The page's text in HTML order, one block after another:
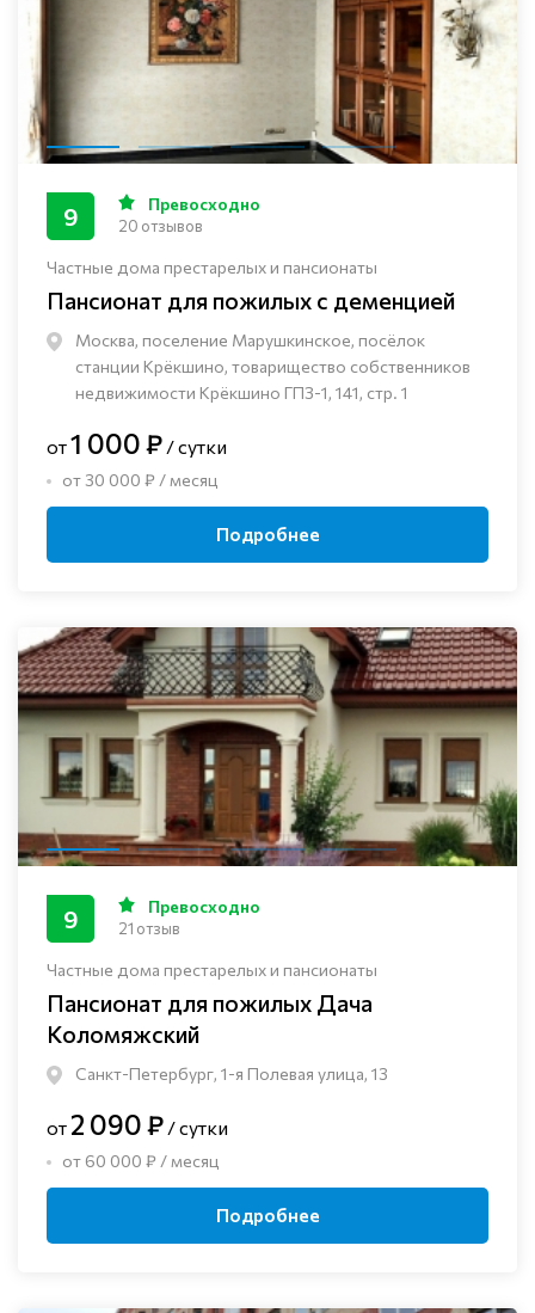
Частные дома престарелых и пансионаты
Пансионат для пожилых с деменцией
Москва, поселение Марушкинское, посёлок
станции Крёкшино, товарищество собственников
недвижимости Крёкшино ГПЗ-1, 141, стр. 1
9 Превосходно
20 отзывов
от1 000 ₽ / сутки
от 30 000 ₽ / месяц
Подробнее
Частные дома престарелых и пансионаты
Пансионат для пожилых Дача
Коломяжский
Санкт-Петербург, 1-я Полевая улица, 13
9 Превосходно
21 отзыв
от 2 090 ₽ / сутки
от 60 000 ₽ / месяц
Подробнее